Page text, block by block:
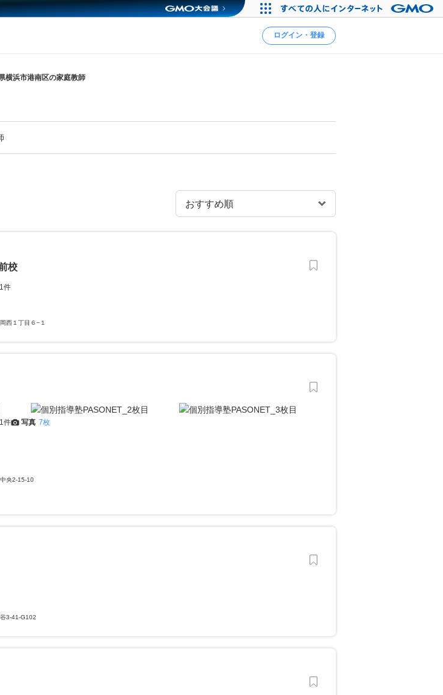
ログイン・登録
横浜市港南区の家庭教師
校
1件
西１丁目６−１
1件 写真 7枚
央2-15-10
3-41-G102